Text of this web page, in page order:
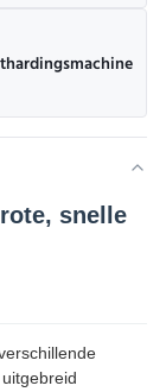
snelle